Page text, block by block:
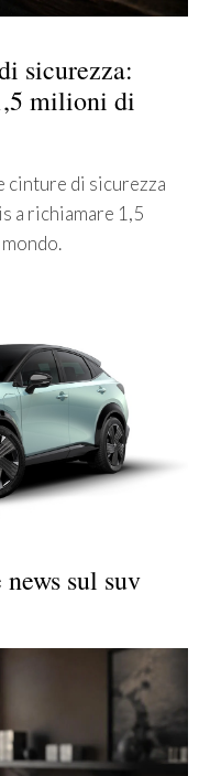
sicurezza:
milioni di
cinture di sicurezza
a richiamare 1,5
sul suv